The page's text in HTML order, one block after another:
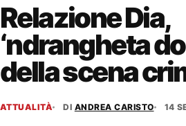
Relazione Dia,
‘ndrangheta
della scena
ATTUALITÀ DI ANDREA CARISTO 14